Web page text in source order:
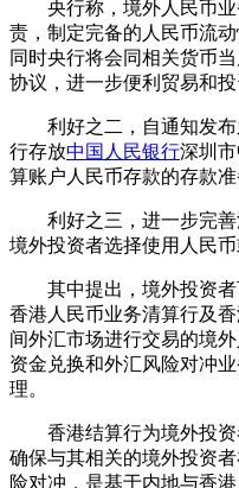
央行称，境外人民币业
责，制定完备的人民币流
同时央行将会同相关货币
协议，进一步便利贸易和
利好之二，自通知发布
行存放中国人民银行深圳
算账户人民币存款的存款准
利好之三，进一步完善
境外投资者选择使用人民币
其中提出，境外投资者
香港人民币业务清算行及
间外汇市场进行交易的境
资金兑换和外汇风险对冲
理。
香港结算行为境外投资
确保与其相关的境外投资
险对冲，是基于内地与香